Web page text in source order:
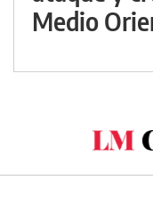
Medio